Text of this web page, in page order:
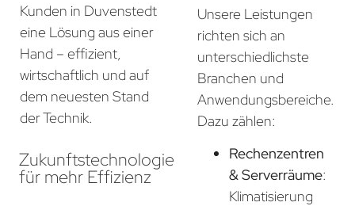
Kunden in Duvenstedt
eine Lösung aus einer
Hand – effizient,
wirtschaftlich und auf
dem neuesten Stand
der Technik.
Zukunftstechnologie
für mehr Effizienz
Unsere Leistungen
richten sich an
unterschiedlichste
Branchen und
Anwendungsbereiche.
Dazu zählen:
Rechenzentren
& Serverräume:
Klimatisierung